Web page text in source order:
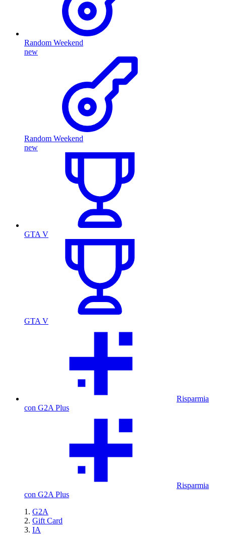
Random Weekend
new
Random Weekend
new
GTA V
GTA V
Risparmia
con G2A Plus
Risparmia
con G2A Plus
G2A
Gift Card
IA